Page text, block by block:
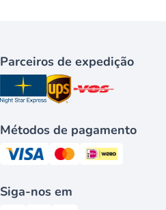
Parceiros de expedição
Métodos de pagamento
Siga-nos em